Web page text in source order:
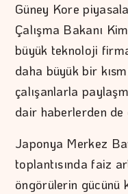
Güney Kore
Çalışma Bakanı
büyük teknoloji
daha büyük bir
çalışanlarla
dair haberlerden de
Japonya Merkez
toplantısında faiz
öngörülerin gücünü